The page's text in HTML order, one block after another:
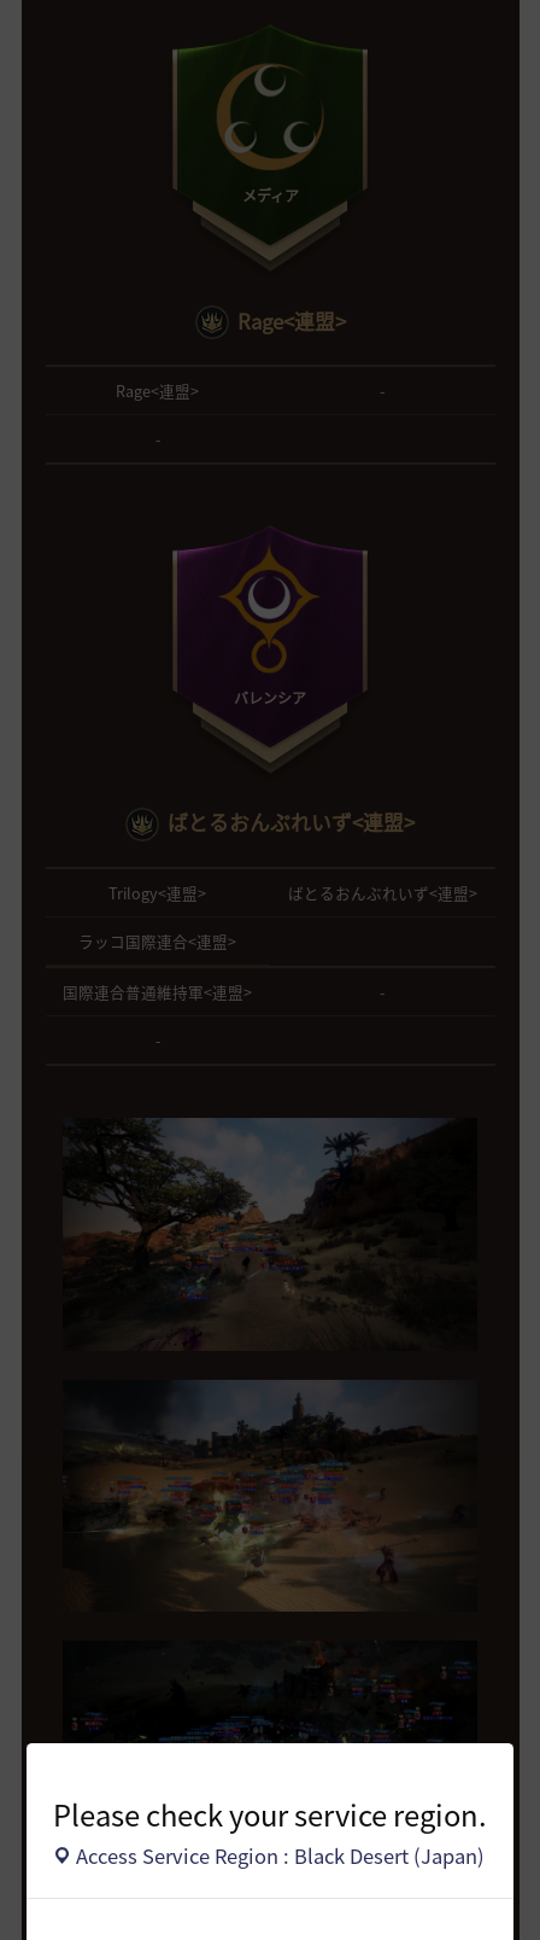
Please check your service region.
Access Service Region : Black Desert (Japan)
メディア
Rage<連盟>
Rage<連盟> -
-
バレンシア
ばとるおんぶれいず<連盟>
Trilogy<連盟> ばとるおんぶれいず<連盟>
ラッコ国際連合<連盟>
国際連合普通維持軍<連盟> -
-